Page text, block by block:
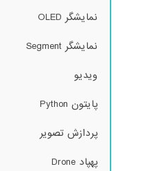
نمایشگر OLED
نمایشگر Segment
ویدیو
پایتون Python
پردازش تصویر
پهپاد Drone